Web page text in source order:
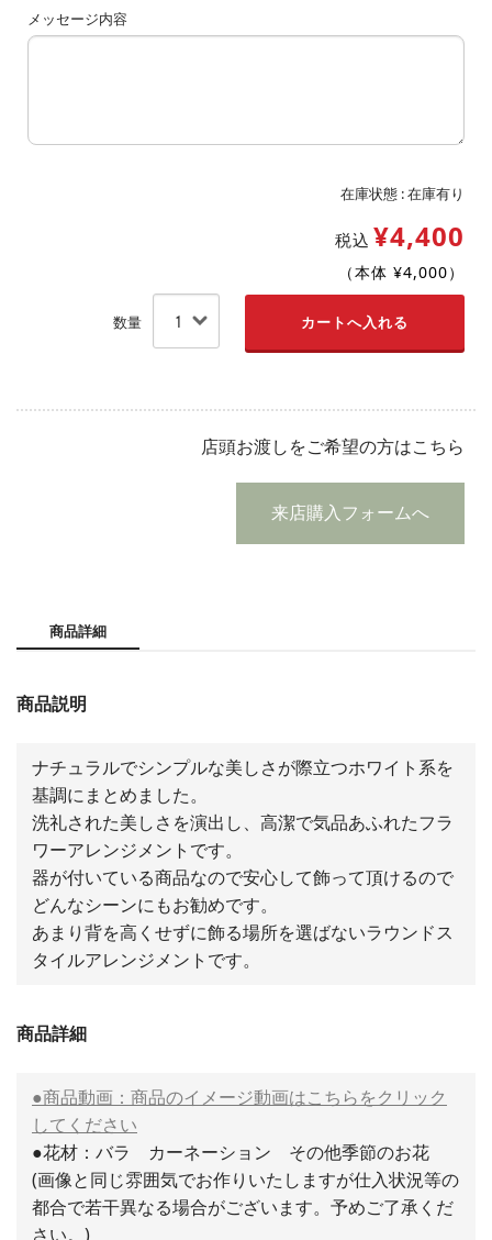
メッセージ内容
在庫状態 :在庫有り
税込 ¥4,400
（本体 ¥4,000）
数量
店頭お渡しをご希望の方はこちら
来店購入フォームへ
商品詳細
商品説明
ナチュラルでシンプルな美しさが際立つホワイト系を
基調にまとめました。
洗礼された美しさを演出し、高潔で気品あふれたフラ
ワーアレンジメントです。
器が付いている商品なので安心して飾って頂けるので
どんなシーンにもお勧めです。
あまり背を高くせずに飾る場所を選ばないラウンドス
タイルアレンジメントです。
商品詳細
●商品動画：商品のイメージ動画はこちらをクリック
してください
●花材：バラ カーネーション その他季節のお花
(画像と同じ雰囲気でお作りいたしますが仕入状況等の
都合で若干異なる場合がございます。予めご了承くだ
さい。)